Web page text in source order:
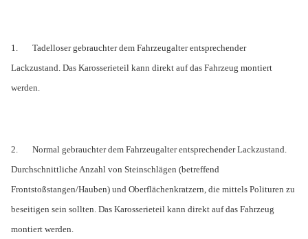
1. Tadelloser gebrauchter dem Fahrzeugalter entsprechender
Lackzustand. Das Karosserieteil kann direkt auf das Fahrzeug montiert
werden.
2. Normal gebrauchter dem Fahrzeugalter entsprechender Lackzustand.
Durchschnittliche Anzahl von Steinschlägen (betreffend
Frontstoßstangen/Hauben) und Oberflächenkratzern, die mittels Polituren zu
beseitigen sein sollten. Das Karosserieteil kann direkt auf das Fahrzeug
montiert werden.